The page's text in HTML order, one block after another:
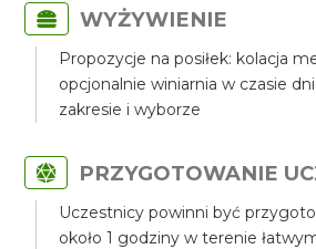
WYŻYWIENIE
Propozycje na posiłek: kolacja
opcjonalnie winiarnia w czasie
zakresie i wyborze
PRZYGOTOWANIE
Uczestnicy powinni być
około 1 godziny w terenie